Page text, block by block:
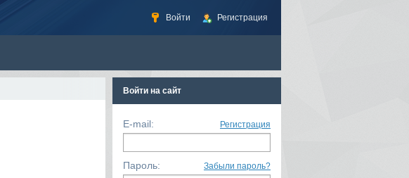
Войти Регистрация
Войти на сайт
E-mail: Регистрация
Пароль: Забыли пароль?